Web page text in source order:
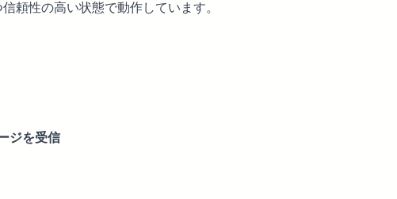
頼性の高い状態で動作しています。
ジを受信